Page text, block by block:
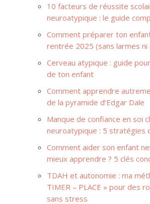
10 facteurs de réussite
neuroatypique : le guide
Comment préparer ton
rentrée 2025 (sans larmes ni
Cerveau atypique : guide
de ton enfant
Comment apprendre
de la pyramide d’Edgar Dale
Manque de confiance en soi
neuroatypique : 5 stratégies
Comment aider son enfant
mieux apprendre ? 5 clés
TDAH et autonomie : ma
TIMER – PLACE » pour des
sans stress